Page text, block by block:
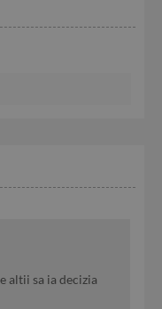
altii sa ia decizia